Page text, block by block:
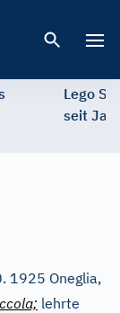
Lego
seit
1925 Oneglia,
lehrte